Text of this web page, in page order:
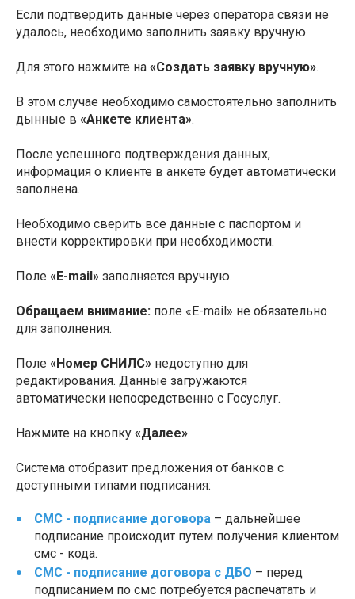
Если подтвердить данные через оператора связи не
удалось, необходимо заполнить заявку вручную.
Для этого нажмите на «Создать заявку вручную».
В этом случае необходимо самостоятельно заполнить
дынные в «Анкете клиента».
После успешного подтверждения данных,
информация о клиенте в анкете будет автоматически
заполнена.
Необходимо сверить все данные с паспортом и
внести корректировки при необходимости.
Поле «E-mail» заполняется вручную.
Обращаем внимание: поле «E-mail» не обязательно
для заполнения.
Поле «Номер СНИЛС» недоступно для
редактирования. Данные загружаются
автоматически непосредственно с Госуслуг.
Нажмите на кнопку «Далее».
Система отобразит предложения от банков с
доступными типами подписания:
СМС - подписание договора– дальнейшее
подписание происходит путем получения клиентом
смс - кода.
СМС - подписание договора с ДБО – перед
подписанием по смс потребуется распечатать и